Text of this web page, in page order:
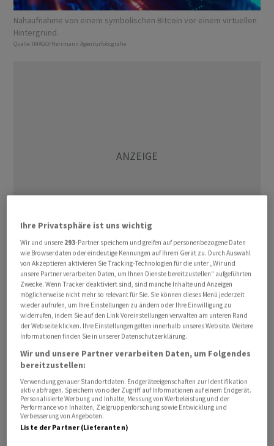
Nahaufnahme von einem symbolischen Bitcoin vor einem virtuellen
Hintergrund.
Quelle: IMAGO/Herrmann Agenturfotografie
Präsident Donald Trump hat den ersten Schritt
gemacht, um das Billionen Dollarschwere System der
privaten Altersvorsorge in den USA für riskantere
Anlagen in Digitalwährungen und Immobilien zu öffnen.
Bisher wird dies von der Aussicht auf Klagen der Anleger
In dem US-System, das unter der Bezeichnung 401(k)
bekannt ist, können Arbeitnehmer einen Teil ihrer
Bruttoeinkommen meist über die Arbeitgeber als
Vorsorge für den Lebensabend anlegen. Die Arbeitgeber
Ihre Privatsphäre ist uns wichtig
Wir und unsere 293-Partner speichern und greifen auf personenbezogene Daten
wie Browserdaten oder eindeutige Kennungen auf Ihrem Gerät zu. Durch Auswahl
von Akzeptieren aktivieren Sie Tracking-Technologien für die unter „Wir und
unsere Partner verarbeiten Daten, um Ihnen Dienste bereitzustellen“ aufgeführten
Zwecke. Wenn Tracker deaktiviert sind, sind manche Inhalte und Anzeigen
möglicherweise nicht mehr so relevant für Sie. Sie können dieses Menü jederzeit
wieder aufrufen, um Ihre Einstellungen zu ändern oder Ihre Einwilligung zu
widerrufen, indem Sie auf den Link Voreinstellungen verwalten am unteren Rand
der Webseite klicken. Ihre Einstellungen gelten innerhalb unseres Website. Weitere
Informationen finden Sie in unserer Datenschutzerklärung.
Wir und unsere Partner verarbeiten Daten, um Folgendes
bereitzustellen:
Verwendung genauer Standortdaten. Endgeräteeigenschaften zur Identifikation
aktiv abfragen. Speichern von oder Zugriff auf Informationen auf einem Endgerät.
Personalisierte Werbung und Inhalte, Messung von Werbeleistung und der
Performance von Inhalten, Zielgruppenforschung sowie Entwicklung und
Verbesserung von Angeboten.
Liste der Partner (Lieferanten)